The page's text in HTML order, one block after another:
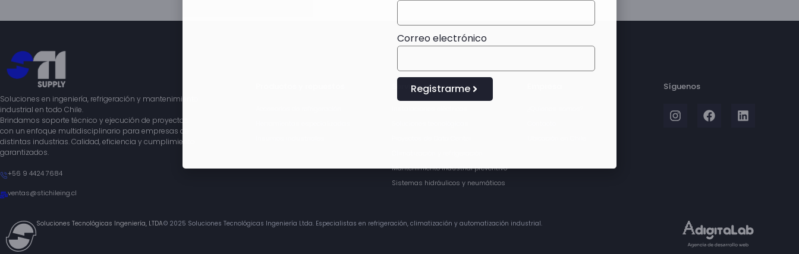
Soluciones en ingeniería, refrigeración y mantenimiento
industrial en todo Chile.
Brindamos soporte técnico y ejecución de proyectos
con un enfoque multidisciplinario para empresas de
distintas industrias. Calidad, eficiencia y cumplimiento
garantizados.
+56 9 4424 7684
ventas@stichileing.cl
Servicios de ingeniería
Mantenimiento industrial preventivo
Sistemas hidráulicos y neumáticos
Síguenos
Soluciones Tecnológicas Ingeniería, LTDA©️ 2025 Soluciones Tecnológicas Ingeniería Ltda. Especialistas en refrigeración, climatización y automatización industrial.
Correo electrónico
Registrarme